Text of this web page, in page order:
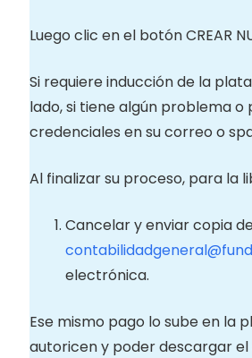
Luego clic en el botón CREAR
Si requiere inducción de la
lado, si tiene algún problema
credenciales en su correo o
Al finalizar su proceso, para la
Cancelar y enviar copia
electrónica.
Ese mismo pago lo sube en la
autoricen y poder descargar